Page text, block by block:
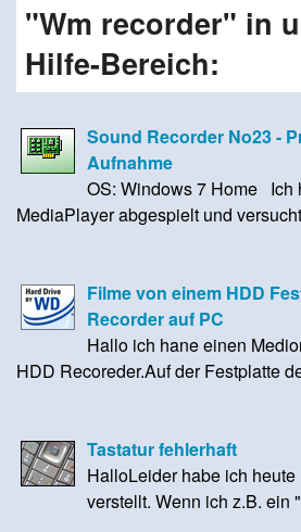
"Wm recorder" in
Hilfe-Bereich:
Sound Recorder No23 -
Aufnahme
OS: Windows 7 Home Ich
MediaPlayer abgespielt und
Filme von einem HDD
Recorder auf PC
Hallo ich hane einen
HDD Recoreder.Auf der Festplatte
Tastatur fehlerhaft
HalloLeider habe ich heute
verstellt. Wenn ich z.B. ein